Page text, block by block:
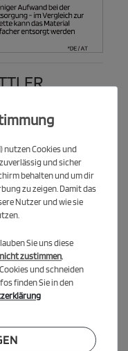
dauerhaften
einer10 mm dicken
gegen Regen,
ist.
, die für den festen
Schulhöfen oder
eine besonders
nutzen Cookies und
und sicher
behalten und um dir
zu zeigen. Damit das
Nutzer und wie sie
Sie uns diese
nicht zustimmen,
und schneiden
finden Sie in den